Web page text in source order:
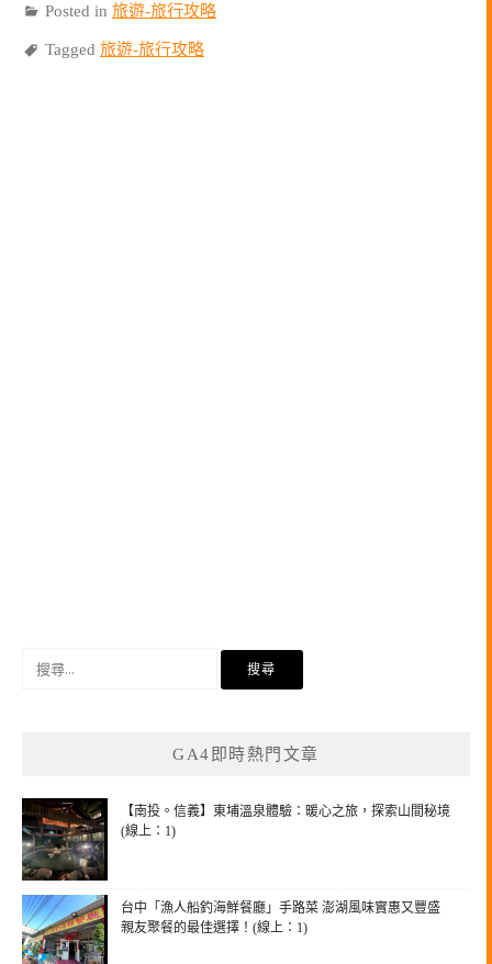
Posted in 旅遊-旅行攻略
Tagged 旅遊-旅行攻略
GA4即時熱門文章
【南投。信義】東埔溫泉體驗：暖心之旅，探索山間秘境
(線上：1)
台中「漁人船釣海鮮餐廳」手路菜 澎湖風味實惠又豐盛
親友聚餐的最佳選擇！(線上：1)